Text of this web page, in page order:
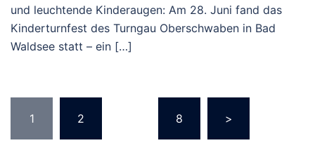
und leuchtende Kinderaugen: Am 28. Juni fand das
Kinderturnfest des Turngau Oberschwaben in Bad
Waldsee statt – ein […]
der
Beiträge
1 2 8 >